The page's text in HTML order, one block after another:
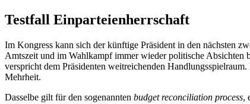
Testfall Einparteienherrschaft
Im Kongress kann sich der künftige Präsi­dent in den nächsten
Amtszeit und im Wahlkampf immer wieder politische Absichten
verspricht dem Präsidenten weitreichenden
Mehrheit.
Dasselbe gilt für den sogenannten budget reconciliation process,